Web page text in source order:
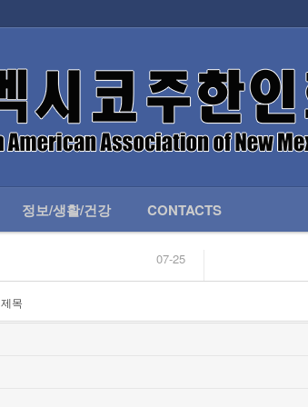
정보/생활/건강 CONTACTS
07-25
02-06
제목